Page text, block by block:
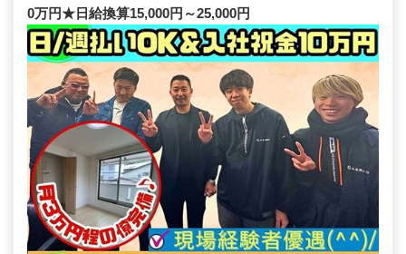
0万円★日給換算15,000円～25,000円